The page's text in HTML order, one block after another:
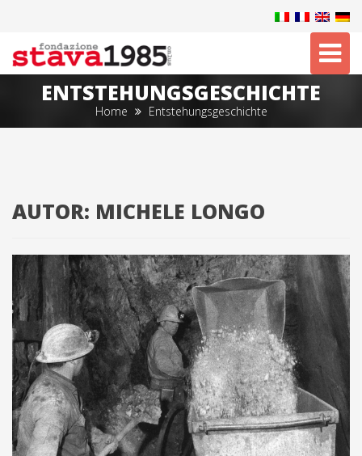
ENTSTEHUNGSGESCHICHTE
Home Entstehungsgeschichte
AUTOR: MICHELE LONGO